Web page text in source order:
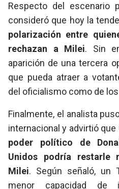
Respecto del escenario
consideró que hoy la
polarización entre
rechazan a Milei. Sin
aparición de una tercera
que pueda atraer a
del oficialismo como de
Finalmente, el analista
internacional y advirtió que
poder político de
Unidos podría restarle
Milei. Según señaló, un
menor capacidad de